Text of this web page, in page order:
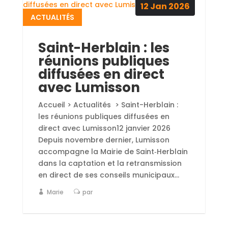
Saint-Herblain : les
réunions publiques
diffusées en direct
avec Lumisson
ACTUALITÉS
Accueil > Actualités > Saint-Herblain :
les réunions publiques diffusées en
direct avec Lumisson12 janvier 2026
Depuis novembre dernier, Lumisson
accompagne la Mairie de Saint‑Herblain
dans la captation et la retransmission
en direct de ses conseils municipaux...
Marie par
12 Jan 2026